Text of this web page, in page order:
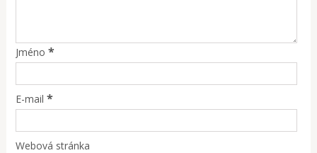
Jméno *
E-mail *
Webová stránka